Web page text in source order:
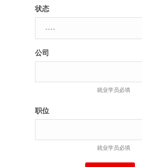
状态
公司
就业学员必填
职位
就业学员必填